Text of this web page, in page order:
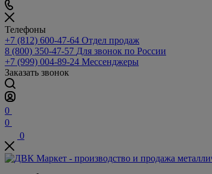
Телефоны
+7 (812) 600-47-64 Отдел продаж
8 (800) 350-47-57 Для звонок по России
+7 (999) 004-89-24 Мессенджеры
Заказать звонок
0
0
0